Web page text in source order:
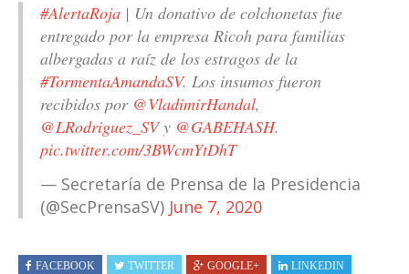
#AlertaRoja | Un donativo de colchonetas fue
entregado por la empresa Ricoh para familias
albergadas a raíz de los estragos de la
#TormentaAmandaSV. Los insumos fueron
recibidos por @VladimirHandal,
@LRodriguez_SVy @GABEHASH.
pic.twitter.com/3BWcmYtDhT
— Secretaría de Prensa de la Presidencia
(@SecPrensaSV) June 7, 2020
FACEBOOK TWITTER GOOGLE+ LINKEDIN